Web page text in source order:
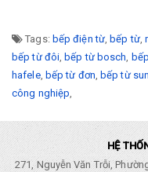
Tags: bếp điện từ, bếp từ,
bếp từ đôi, bếp từ bosch,
hafele, bếp từ đơn, bếp từ
công nghiệp,
HỆ
271, Nguyễn Văn Trỗi,